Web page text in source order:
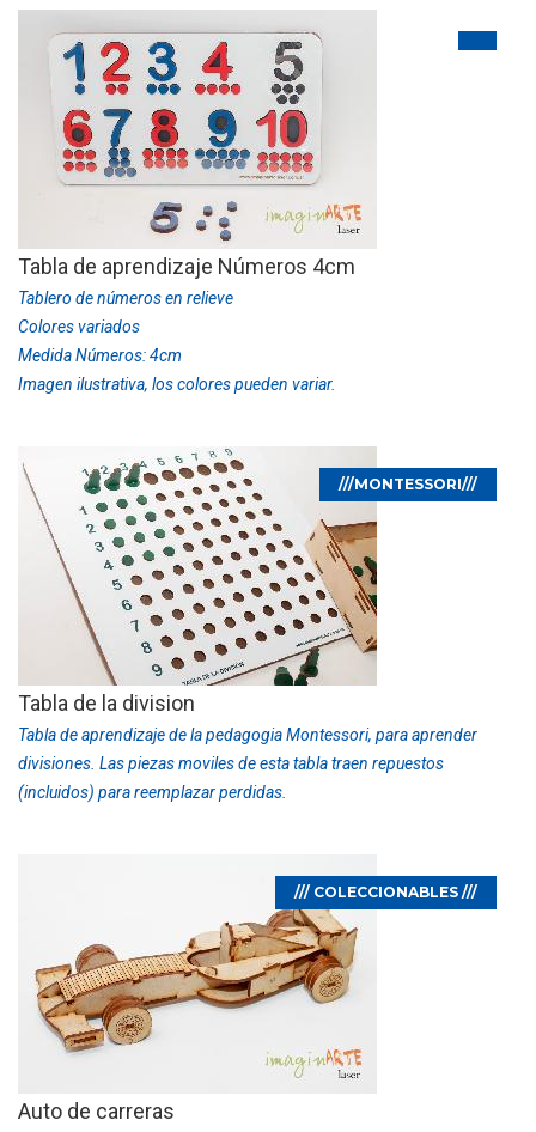
Tabla de aprendizaje Números 4cm
Tablero de números en relieve
Colores variados
Medida Números: 4cm
Imagen ilustrativa, los colores pueden variar.
///MONTESSORI///
Tabla de la division
Tabla de aprendizaje de la pedagogia Montessori, para aprender
divisiones. Las piezas moviles de esta tabla traen repuestos
(incluidos) para reemplazar perdidas.
/// COLECCIONABLES ///
Auto de carreras